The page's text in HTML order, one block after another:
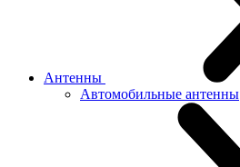
Антенны
Автомобильные антенны